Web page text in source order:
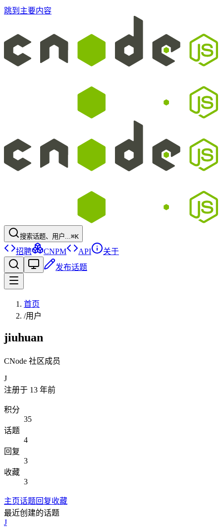
跳到主要内容
搜索话题、用户...⌘K
招聘 CNPM API
关于
发布话题
首页
/用户
jiuhuan
CNode 社区成员
J
注册于 13 年前
积分
35
话题
4
回复
3
收藏
3
主页话题回复收藏
最近创建的话题
J